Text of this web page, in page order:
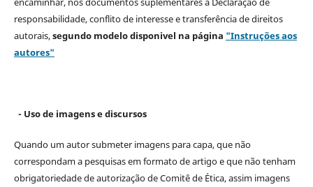
responsabilidade, conflito de interesse e transferência de direitos
autorais,segundo modelodisponivel na página "Instruções aos
autores"
- Uso de imagens e discursos
Quando um autor submeter imagens para capa, que não
correspondam a pesquisas em formato de artigo e que não tenham
obrigatoriedade de autorização de Comitê de Ética, assim imagens